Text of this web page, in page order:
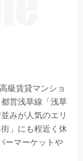
級賃貸マンショ
営浅草線「浅草
みが人気のエリ
」にも程近く休
ーマーケットや